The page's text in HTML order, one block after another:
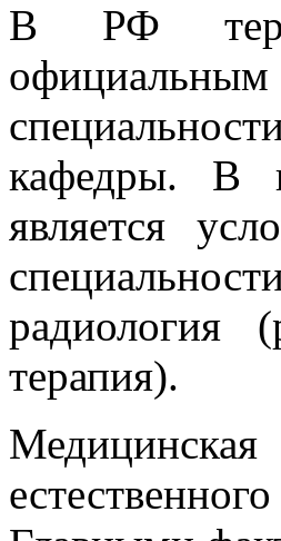
В РФ
кафедры. В
является
радиология
терапия).